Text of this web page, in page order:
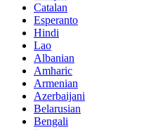
Catalan
Esperanto
Hindi
Lao
Albanian
Amharic
Armenian
Azerbaijani
Belarusian
Bengali